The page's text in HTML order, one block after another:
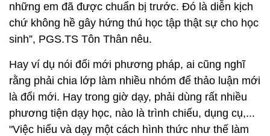
những em đã được chuẩn bị trước. Đó là diễn kịch
chứ không hề gây hứng thú học tập thật sự cho học
sinh”, PGS.TS Tôn Thân nêu.
Hay ví dụ nói đổi mới phương pháp, ai cũng nghĩ
rằng phải chia lớp làm nhiều nhóm để thảo luận mới
là đổi mới. Hay trong giờ dạy, phải dùng rất nhiều
phương tiện dạy học, nào là trình chiếu, dụng cụ,...
"Việc hiểu và dạy một cách hình thức như thế làm